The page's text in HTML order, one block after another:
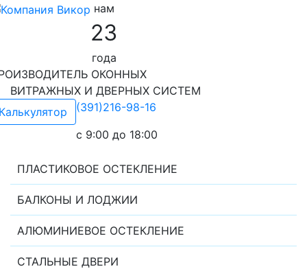
нам
23
года
ОКОННЫХ
И ДВЕРНЫХ СИСТЕМ
(391)216-98-16
c 9:00 до 18:00
ПЛАСТИКОВОЕ ОСТЕКЛЕНИЕ
БАЛКОНЫ И ЛОДЖИИ
АЛЮМИНИЕВОЕ ОСТЕКЛЕНИЕ
СТАЛЬНЫЕ ДВЕРИ